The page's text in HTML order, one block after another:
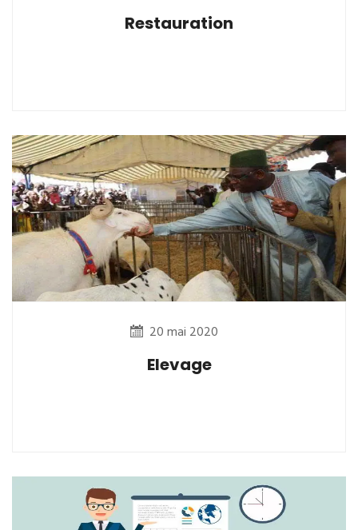
Restauration
20 mai 2020
Elevage